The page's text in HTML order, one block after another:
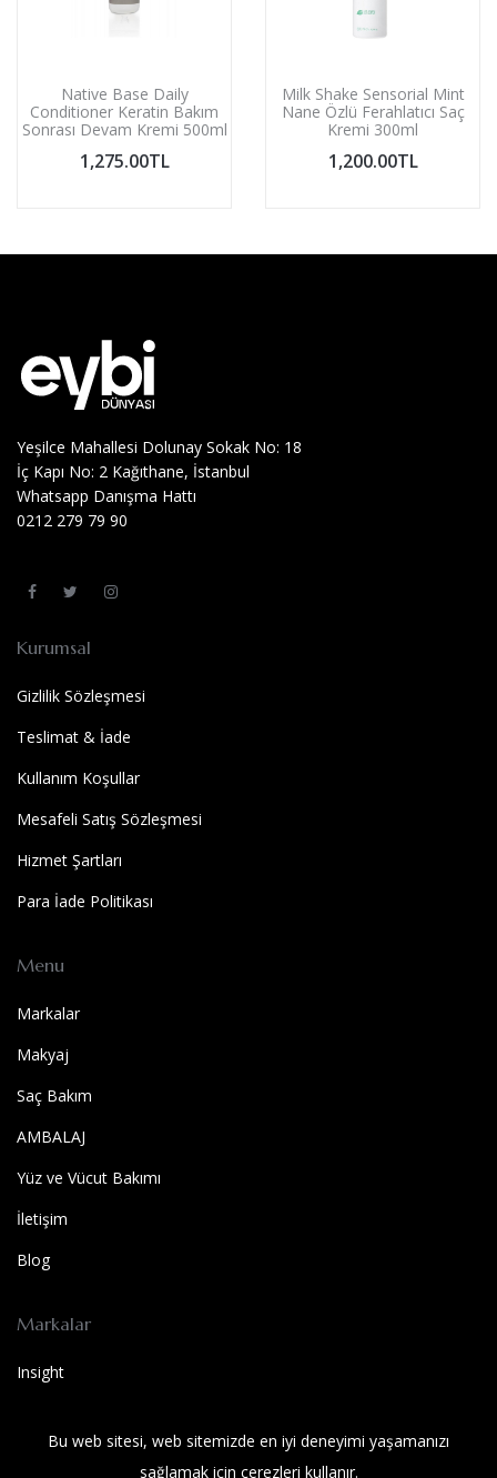
Native Base Daily
Conditioner Keratin Bakım
Sonrası Devam Kremi 500ml
1,275.00TL
Milk Shake Sensorial Mint
Nane Özlü Ferahlatıcı Saç
Kremi 300ml
1,200.00TL
Yeşilce Mahallesi Dolunay Sokak No: 18
İç Kapı No: 2 Kağıthane, İstanbul
Whatsapp Danışma Hattı
0212 279 79 90
Kurumsal
Gizlilik Sözleşmesi
Teslimat & İade
Kullanım Koşullar
Mesafeli Satış Sözleşmesi
Hizmet Şartları
Para İade Politikası
Menu
Markalar
Makyaj
Saç Bakım
AMBALAJ
Yüz ve Vücut Bakımı
İletişim
Blog
Markalar
Insight
SOLUTIONS BEST
Bu web sitesi, web sitemizde en iyi deneyimi yaşamanızı
sağlamak için çerezleri kullanır.